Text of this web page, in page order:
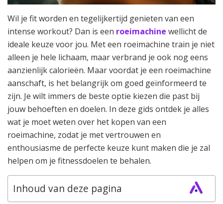
Wil je fit worden en tegelijkertijd genieten van een
intense workout? Dan is een roeimachine wellicht de
ideale keuze voor jou. Met een roeimachine train je niet
alleen je hele lichaam, maar verbrand je ook nog eens
aanzienlijk calorieën. Maar voordat je een roeimachine
aanschaft, is het belangrijk om goed geïnformeerd te
zijn. Je wilt immers de beste optie kiezen die past bij
jouw behoeften en doelen. In deze gids ontdek je alles
wat je moet weten over het kopen van een
roeimachine, zodat je met vertrouwen en
enthousiasme de perfecte keuze kunt maken die je zal
helpen om je fitnessdoelen te behalen.
Inhoud van deze pagina